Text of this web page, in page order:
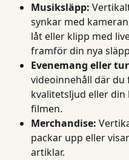
Musiksläpp:
synkar med
låt eller klipp med
framför din nya
Evenemang eller
videoinnehåll där
kvalitetsljud eller
filmen.
Merchandise:
packar upp eller
artiklar.